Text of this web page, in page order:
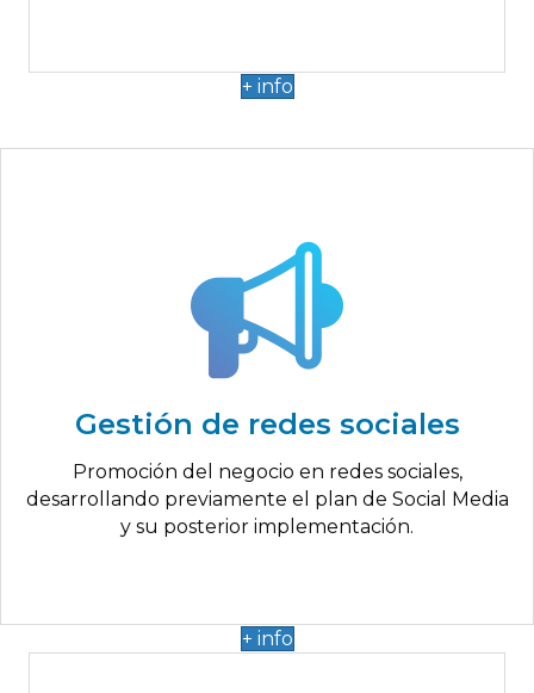
+ info
Gestión de redes sociales
Promoción del negocio en redes sociales,
desarrollando previamente el plan de Social Media
y su posterior implementación.
Hasta 5.000€
Plan de Social Media
Optimización de la red
Publicación de post semanales en RRSS
+ info